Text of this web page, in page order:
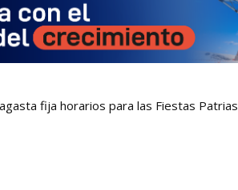
fija horarios para las Fiestas Patrias